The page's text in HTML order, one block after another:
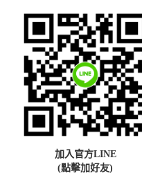
加入官方LINE
(點擊加好友)